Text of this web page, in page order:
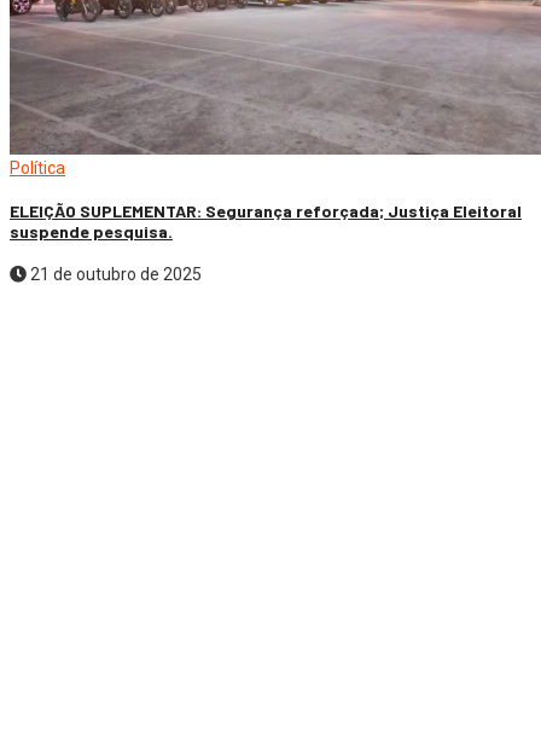
Política
ELEIÇÃO SUPLEMENTAR: Segurança reforçada; Justiça Eleitoral
suspende pesquisa.
21 de outubro de 2025